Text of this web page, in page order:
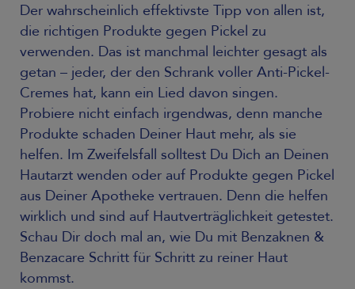
Der wahrscheinlich effektivste Tipp von allen ist,
die richtigen Produkte gegen Pickel zu
verwenden. Das ist manchmal leichter gesagt als
getan – jeder, der den Schrank voller Anti-Pickel-
Cremes hat, kann ein Lied davon singen.
Probiere nicht einfach irgendwas, denn manche
Produkte schaden Deiner Haut mehr, als sie
helfen. Im Zweifelsfall solltest Du Dich an Deinen
Hautarzt wenden oder auf Produkte gegen Pickel
aus Deiner Apotheke vertrauen. Denn die helfen
wirklich und sind auf Hautverträglichkeit getestet.
Schau Dir doch mal an, wie Du mit Benzaknen &
Benzacare Schritt für Schritt zu reiner Haut
kommst.